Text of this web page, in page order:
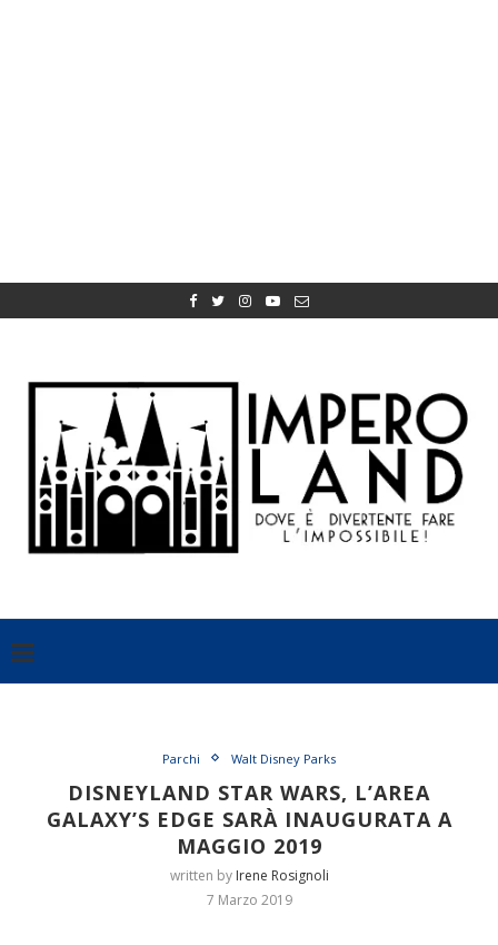
Parchi Walt Disney Parks
DISNEYLAND STAR WARS, L’AREA
GALAXY’S EDGE SARÀ INAUGURATA A
MAGGIO 2019
written by Irene Rosignoli
7 Marzo 2019